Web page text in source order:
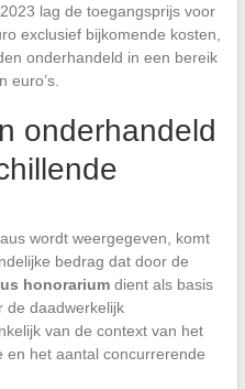
lag de toegangsprijs voor
exclusief bijkomende kosten,
onderhandeld in een bereik
euro’s.
onderhandeld
wordt weergegeven, komt
bedrag dat door de
honorariumdient als basis
de daadwerkelijk
van de context van het
en het aantal concurrerende